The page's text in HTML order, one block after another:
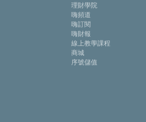
理財學院
嗨頻道
嗨訂閱
嗨財報
線上教學課程
商城
序號儲值